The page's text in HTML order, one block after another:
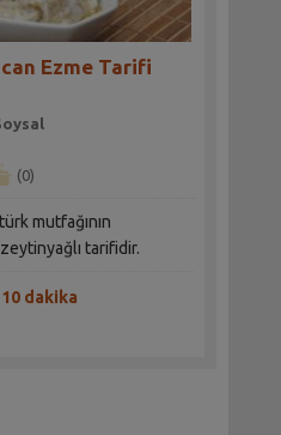
Ezme Tarifi
(0)
mutfağının
tarifidir.
dakika